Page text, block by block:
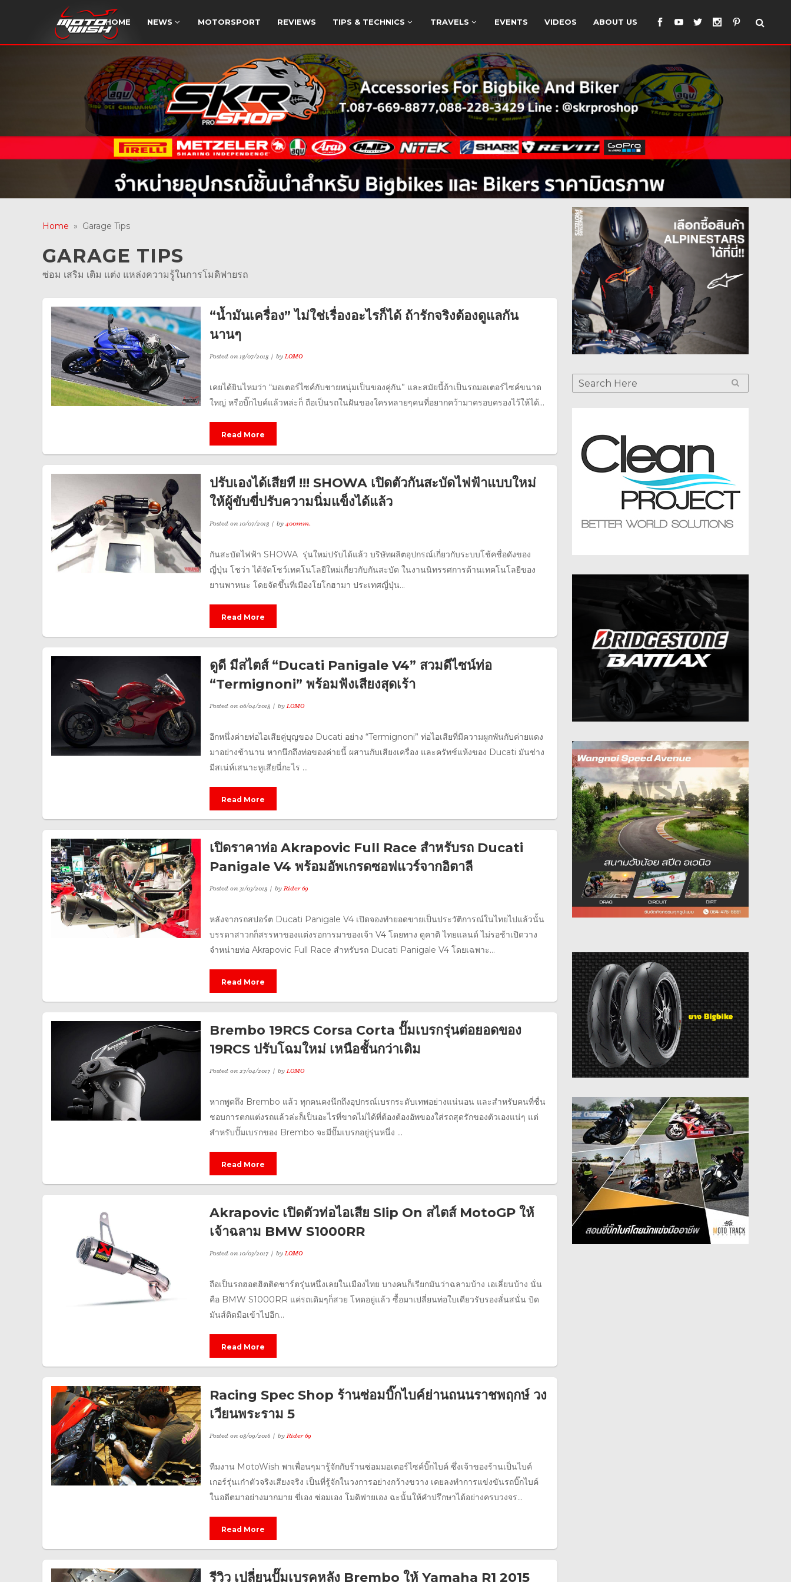
HOME NEWS MOTORSPORT REVIEWS TIPS & TECHNICS TRAVELS EVENTS VIDEOS ABOUT US
GARAGE TIPS
ซ่อม เสริม เติม แต่ง แหล่งความรู้ในการโมดิฟายรถ
Home » Garage Tips
GARAGE TIPS
ซ่อม เสริม เติม แต่ง แหล่งความรู้ในการโมดิฟายรถ
“น้ำมันเครื่อง” ไม่ใช่เรื่องอะไรก็ได้ ถ้ารักจริงต้องดูแลกัน
นานๆ
Posted on18/07/2018 byLOMO
เคยได้ยินไหมว่า “มอเตอร์ไซค์กับชายหนุ่มเป็นของคู่กัน” และสมัยนี้ถ้าเป็นรถมอเตอร์ไซค์ขนาด
ใหญ่ หรือบิ๊กไบค์แล้วหล่ะก็ ถือเป็นรถในฝันของใครหลายๆคนที่อยากคว้ามาครอบครองไว้ให้ได้...
Read More
ปรับเองได้เสียที !!! SHOWA เปิดตัวกันสะบัดไฟฟ้าแบบใหม่
ให้ผู้ขับขี่ปรับความนิ่มแข็งได้แล้ว
Posted on10/07/2018 by400mm.
กันสะบัดไฟฟ้า SHOWA รุ่นใหม่ปรับได้แล้ว บริษัทผลิตอุปกรณ์เกี่ยวกับระบบโช้คชื่อดังของ
ญี่ปุ่น โชว่า ได้จัดโชว์เทคโนโลยีใหม่เกี่ยวกับกันสะบัด ในงานนิทรรศการด้านเทคโนโลยีของ
ยานพาหนะ โดยจัดขึ้นที่เมืองโยโกฮามา ประเทศญี่ปุ่น...
Read More
ดูดี มีสไตส์ “Ducati Panigale V4” สวมดีไซน์ท่อ
“Termignoni” พร้อมฟังเสียงสุดเร้า
Posted on06/04/2018 byLOMO
อีกหนึ่งค่ายท่อไอเสียคู่บุญของ Ducati อย่าง “Termignoni” ท่อไอเสียที่มีความผูกพันกับค่ายแดง
มาอย่างช้านาน หากนึกถึงท่อของค่ายนี้ ผสานกับเสียงเครื่อง และครัทช์แห้งของ Ducati มันช่าง
มีสเน่ห์เสนาะหูเสียนี่กะไร ...
Read More
เปิดราคาท่อ Akrapovic Full Race สำหรับรถ Ducati
Panigale V4 พร้อมอัพเกรดซอฟแวร์จากอิตาลี
Posted on31/03/2018 byRider 69
หลังจากรถสปอร์ต Ducati Panigale V4 เปิดจองทำยอดขายเป็นประวัติการณ์ในไทยไปแล้วนั้น
บรรดาสาวกก็สรรหาของแต่งรอการมาของเจ้า V4 โดยทาง ดูคาติ ไทยแลนด์ ไม่รอช้าเปิดวาง
จำหน่ายท่อ Akrapovic Full Race สำหรับรถ Ducati Panigale V4 โดยเฉพาะ...
Read More
Brembo 19RCS Corsa Corta ปั๊มเบรกรุ่นต่อยอดของ
19RCS ปรับโฉมใหม่ เหนือชั้นกว่าเดิม
Posted on27/04/2017 byLOMO
หากพูดถึง Brembo แล้ว ทุกคนคงนึกถึงอุปกรณ์เบรกระดับเทพอย่างแน่นอน และสำหรับคนที่ชื่น
ชอบการตกแต่งรถแล้วล่ะก็เป็นอะไรที่ขาดไม่ได้ที่ต้องต้องอัพของใส่รถสุดรักของตัวเองแน่ๆ แต่
สำหรับปั๊มเบรกของ Brembo จะมีปั๊มเบรกอยู่รุ่นหนึ่ง ...
Read More
Akrapovic เปิดตัวท่อไอเสีย Slip On สไตส์ MotoGP ให้
เจ้าฉลาม BMW S1000RR
Posted on10/03/2017 byLOMO
ถือเป็นรถฮอตฮิตติดชาร์ตรุ่นหนึ่งเลยในเมืองไทย บางคนก็เรียกมันว่าฉลามบ้าง เอเลี่ยนบ้าง นั่น
คือ BMW S1000RR แค่รถเดิมๆก็สวย โหดอยู่แล้ว ซื้อมาเปลี่ยนท่อใบเดียวรับรองลั่นสนั่น บิด
มันส์ติดมือเข้าไปอีก...
Read More
Racing Spec Shop ร้านซ่อมบิ๊กไบค์ย่านถนนราชพฤกษ์ วง
เวียนพระราม 5
Posted on08/09/2016 byRider 69
ทีมงาน MotoWish พาเพื่อนๆมารู้จักกับร้านซ่อมมอเตอร์ไซค์บิ๊กไบค์ ซึ่งเจ้าของร้านเป็นไบค์
เกอร์รุ่นเก๋าตัวจริงเสียงจริง เป็นที่รู้จักในวงการอย่างกว้างขวาง เคยลงทำการแข่งขันรถบิ๊กไบค์
ในอดีตมาอย่างมากมาย ขี่เอง ซ่อมเอง โมดิฟายเอง ฉะนั้นให้คำปรึกษาได้อย่างครบวงจร...
Read More
รีวิว เปลี่ยนปั๊มเบรคหลัง Brembo ให้ Yamaha R1 2015